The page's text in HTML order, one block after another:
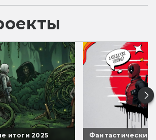
итоги 2025 Фантастические